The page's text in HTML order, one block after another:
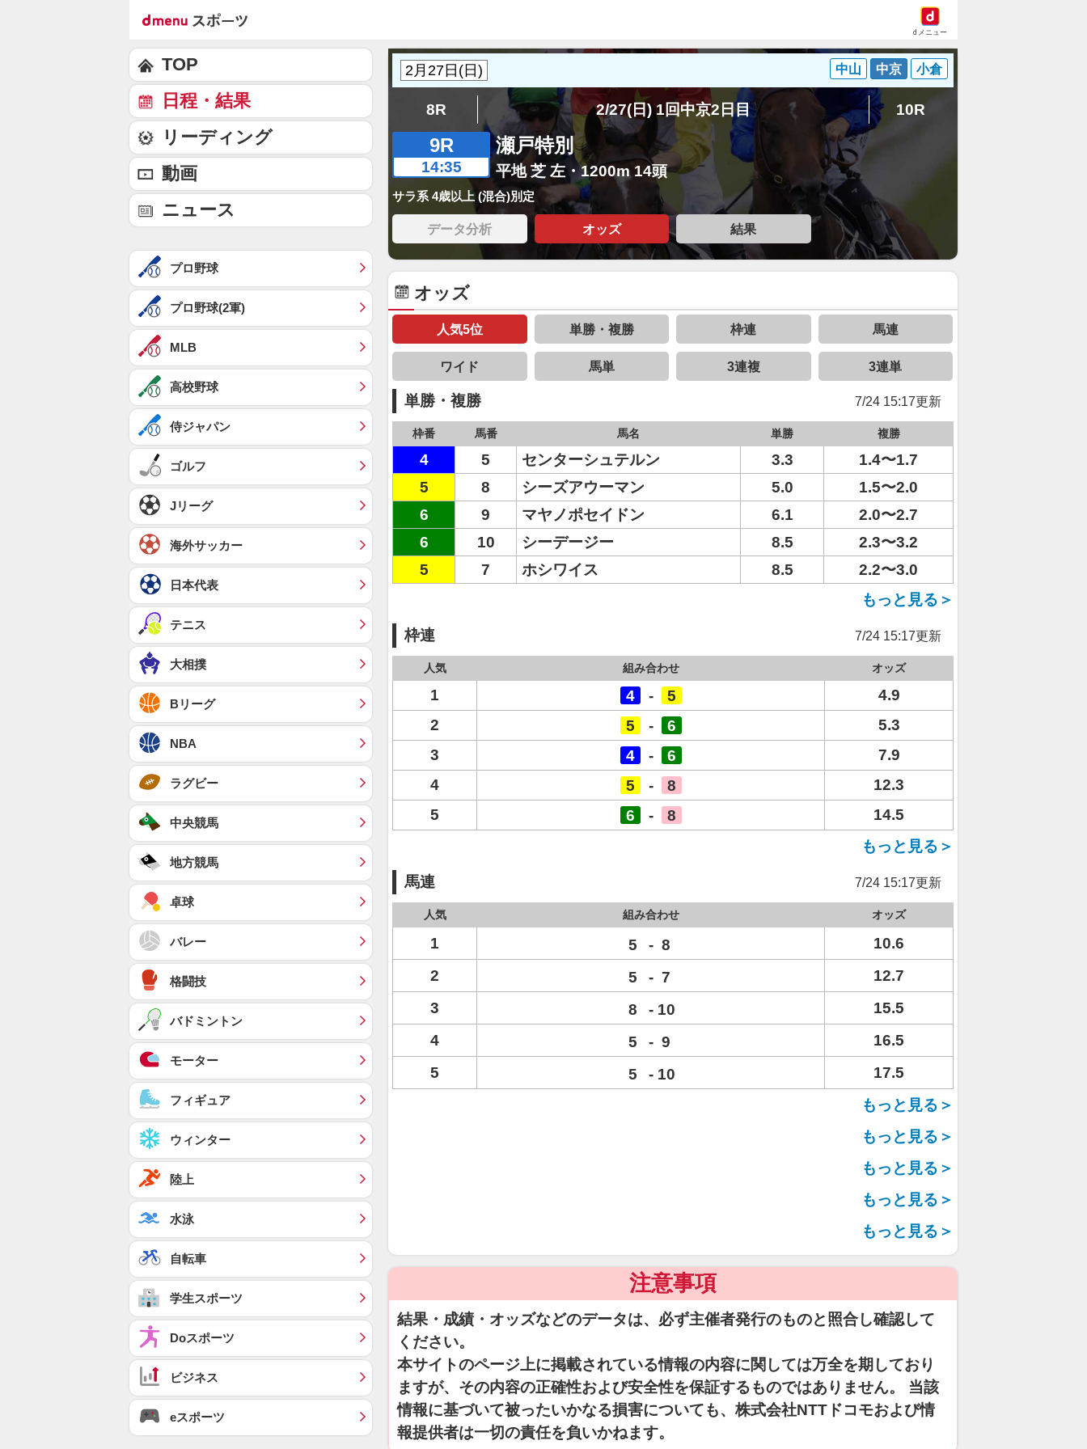
dメニュー
中山 中京 小倉
8R 2/27(日) 1回中京2日目 10R
9R
14:35
瀬戸特別
平地 芝 左・1200m 14頭
サラ系 4歳以上 (混合)別定
データ分析 オッズ 結果
オッズ
人気5位 単勝・複勝 枠連 馬連
ワイド 馬単 3連複 3連単
単勝・複勝 7/24 15:17更新
枠番 馬番 馬名 単勝 複勝
4 5 センターシュテルン 3.3
1.4〜1.7
5
8 シーズアウーマン 5.0
1.5〜2.0
6
9 マヤノポセイドン 6.1
2.0〜2.7
6
10 シーデージー 8.5
2.3〜3.2
5
7 ホシワイス 8.5
2.2〜3.0
もっと見る＞
枠連 7/24 15:17更新
人気 組み合わせ オッズ
1 4 - 5
4.9
2
5 - 6
5.3
3
4 - 6
7.9
4
5 - 8
12.3
5
6 - 8
14.5
もっと見る＞
馬連 7/24 15:17更新
人気 組み合わせ オッズ
1 5 - 8
10.6
2
5 - 7
12.7
3
8 - 10
15.5
4
5 - 9
16.5
5
5 - 10
17.5
もっと見る＞
もっと見る＞
もっと見る＞
もっと見る＞
もっと見る＞
注意事項
結果・成績・オッズなどのデータは、必ず主催者発行のものと照合し確認して
ください。
本サイトのページ上に掲載されている情報の内容に関しては万全を期しており
ますが、その内容の正確性および安全性を保証するものではありません。 当該
情報に基づいて被ったいかなる損害についても、株式会社NTTドコモおよび情
報提供者は一切の責任を負いかねます。
TOP
日程・結果
リーディング
動画
ニュース
プロ野球
プロ野球(2軍)
MLB
高校野球
侍ジャパン
ゴルフ
Jリーグ
海外サッカー
日本代表
テニス
大相撲
Bリーグ
NBA
ラグビー
中央競馬
地方競馬
卓球
バレー
格闘技
バドミントン
モーター
フィギュア
ウィンター
陸上
水泳
自転車
学生スポーツ
Doスポーツ
ビジネス
eスポーツ